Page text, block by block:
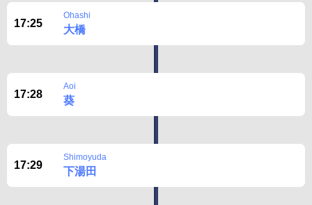
17:25
Ohashi
大橋
17:28
Aoi
葵
17:29
Shimoyuda
下湯田